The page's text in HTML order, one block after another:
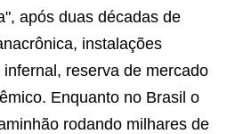
após duas décadas de
instalações
reserva de mercado
Enquanto no Brasil o
rodando milhares de